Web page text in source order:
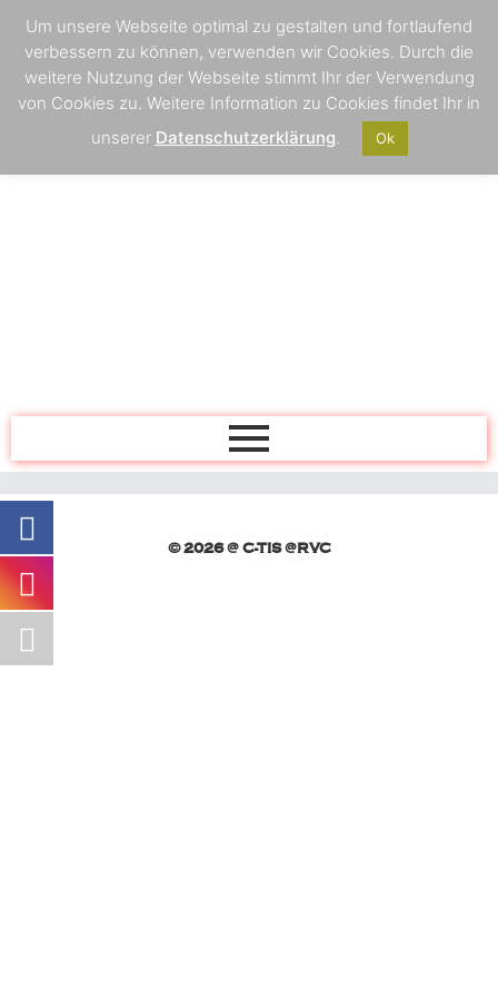
© 2026 @ C-TIS @RVC
Um unsere Webseite optimal zu gestalten und fortlaufend
verbessern zu können, verwenden wir Cookies. Durch die
weitere Nutzung der Webseite stimmt Ihr der Verwendung
von Cookies zu. Weitere Information zu Cookies findet Ihr in
unserer Datenschutzerklärung Ok